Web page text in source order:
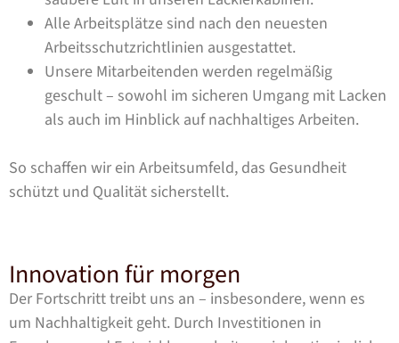
Alle Arbeitsplätze sind nach den neuesten
Arbeitsschutzrichtlinien ausgestattet.
Unsere Mitarbeitenden werden regelmäßig
geschult – sowohl im sicheren Umgang mit Lacken
als auch im Hinblick auf nachhaltiges Arbeiten.
So schaffen wir ein Arbeitsumfeld, das Gesundheit
schützt und Qualität sicherstellt.
Innovation für morgen
Der Fortschritt treibt uns an – insbesondere, wenn es
um Nachhaltigkeit geht. Durch Investitionen in